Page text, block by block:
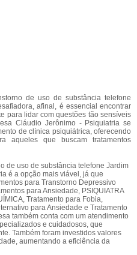
de uso de substância telefone
afinal, é essencial encontrar
para lidar com questões tão sensíveis
Cláudio Jerônimo - Psiquiatria se
de clínica psiquiátrica, oferecendo
aqueles que buscam tratamentos
de uso de substância telefone Jardim
é a opção mais viável, já que
para Transtorno Depressivo
para Ansiedade, PSIQUIATRA
Tratamento para Fobia,
para Ansiedade e Tratamento
também conta com um atendimento
e cuidadosos, que
Também foram investidos valores
aumentando a eficiência da